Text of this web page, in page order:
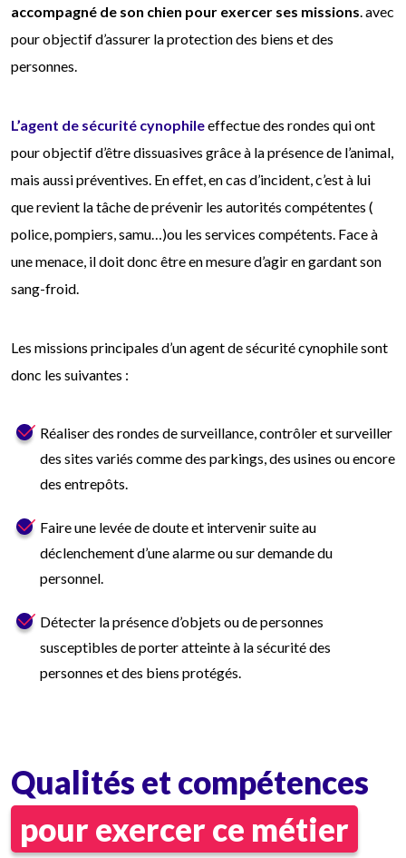
accompagné de son chien pour exercer ses missions. avec
pour objectif d’assurer la protection des biens et des
personnes.
L’agent de sécurité cynophileeffectue des rondes qui ont
pour objectif d’être dissuasives grâce à la présence de l’animal,
mais aussi préventives. En effet, en cas d’incident, c’est à lui
que revient la tâche de prévenir les autorités compétentes (
police, pompiers, samu…)ou les services compétents. Face à
une menace, il doit donc être en mesure d’agir en gardant son
sang-froid.
Les missions principales d’un agent de sécurité cynophile sont
donc les suivantes :
Réaliser des rondes de surveillance, contrôler et surveiller
des sites variés comme des parkings, des usines ou encore
des entrepôts.
Faire une levée de doute et intervenir suite au
déclenchement d’une alarme ou sur demande du
personnel.
Détecter la présence d’objets ou de personnes
susceptibles de porter atteinte à la sécurité des
personnes et des biens protégés.
Qualités et compétences
pour exercer ce métier